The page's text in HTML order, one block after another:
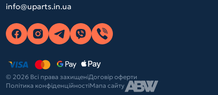
info@uparts.in.ua
© 2026 Всі права захищеніДоговір оферти
Політика конфіденційностіМапа сайту